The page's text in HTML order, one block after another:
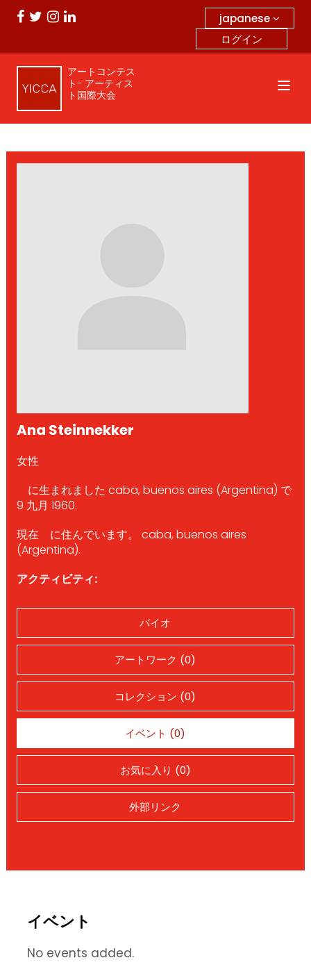
japanese
ログイン
アートコンテス
ト- アーティス
ト国際大会
Ana Steinnekker
女性
に生まれました caba, buenos aires (Argentina) で
9 九月 1960.
現在 に住んでいます。 caba, buenos aires
(Argentina).
アクティビティ:
バイオ
アートワーク (0)
コレクション (0)
イベント (0)
お気に入り (0)
外部リンク
イベント
No events added.